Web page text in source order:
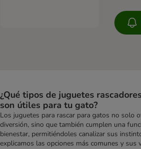
¿Qué tipos de juguetes
son útiles para tu gato?
Los juguetes para rascar para gatos no solo
diversión, sino que también cumplen una
bienestar, permitiéndoles canalizar sus
explicamos las opciones más comunes y sus